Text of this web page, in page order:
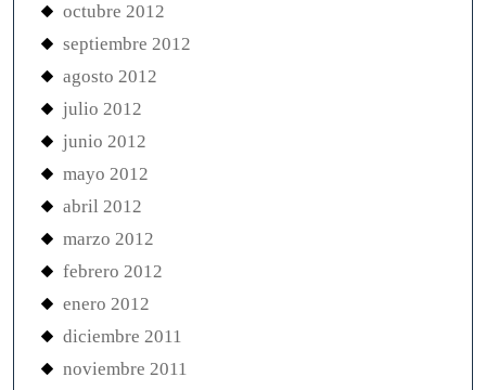
octubre 2012
septiembre 2012
agosto 2012
julio 2012
junio 2012
mayo 2012
abril 2012
marzo 2012
febrero 2012
enero 2012
diciembre 2011
noviembre 2011